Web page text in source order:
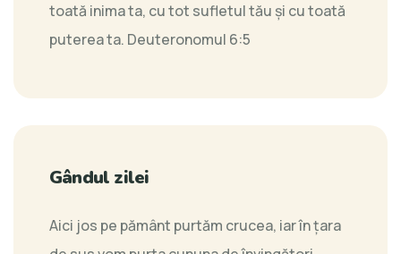
toată inima ta, cu tot sufletul tău şi cu toată
puterea ta. Deuteronomul 6:5
Gândul zilei
Aici jos pe pământ purtăm crucea, iar în țara